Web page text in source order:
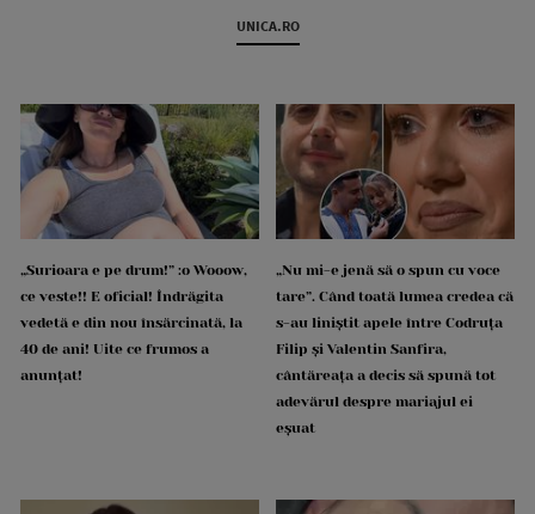
UNICA.RO
„Surioara e pe drum!” :o Wooow,
ce veste!! E oficial! Îndrăgita
vedetă e din nou însărcinată, la
40 de ani! Uite ce frumos a
anunțat!
„Nu mi-e jenă să o spun cu voce
tare”. Când toată lumea credea că
s-au liniștit apele între Codruța
Filip și Valentin Sanfira,
cântăreața a decis să spună tot
adevărul despre mariajul ei
eșuat